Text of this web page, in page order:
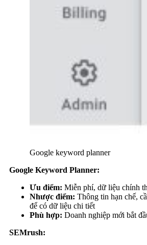
Google keyword planner
Google Keyword Planner:
Ưu điểm: Miễn phí, dữ liệu chính
Nhược điểm: Thông tin hạn chế,
để có dữ liệu chi tiết
Phù hợp: Doanh nghiệp mới bắt
SEMrush: